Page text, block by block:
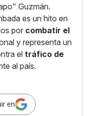
Guzmán.
es un hito en
por combatir el
y representa un
el tráfico de
al país.
en